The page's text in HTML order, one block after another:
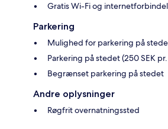
Gratis Wi-Fi og
Parkering
Mulighed for parkering på
Parkering på stedet (250 SEK
Begrænset parkering på stedet
Andre oplysninger
Røgfrit overnatningssted